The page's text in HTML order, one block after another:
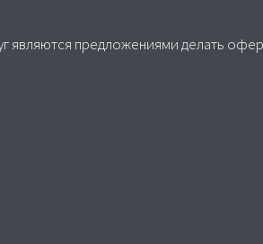
являются предложениями делать